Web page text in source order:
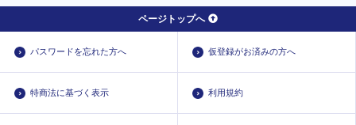
ページトップへ
パスワードを忘れた方へ 仮登録がお済みの方へ
特商法に基づく表示 利用規約